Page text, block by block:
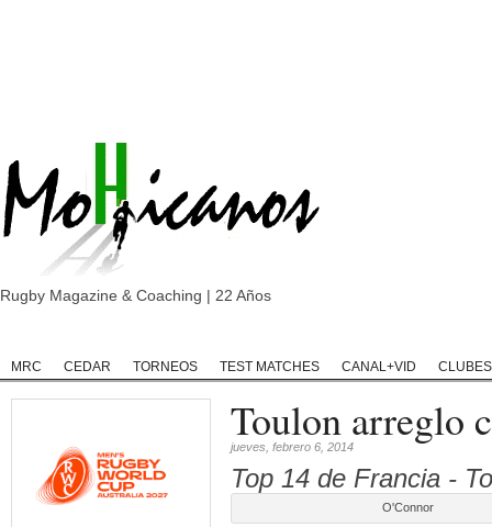
Rugby Magazine & Coaching | 22 Años
MRC
CEDAR TORNEOS TEST MATCHES CANAL+VID CLUBES
Toulon arreglo
jueves, febrero 6, 2014
Top 14 de Francia -
O'Connor